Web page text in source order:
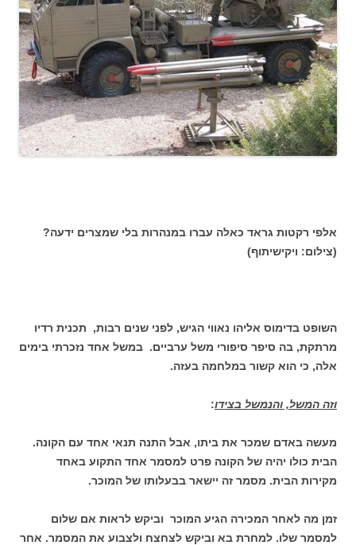
אלפי רקטות גראד כאלה עברו במנהרות בלי שמצרים ידעה?
(צילום: ויקישיתוף)
השופט בדימוס אליהו נאווי הגיש, לפני שנים רבות, תכנית רדיו
מרתקת, בה סיפר סיפורי משל ערביים. במשל אחד נזכרתי בימים
אלה, כי הוא קשור במלחמה בעזה.
וזה המשל, והנמשל בצידו:
מעשה באדם שמכר את ביתו, אבל התנה תנאי אחד עם הקונה.
הבית כולו יהיה של הקונה פרט למסמר אחד התקוע באחד
מקירות הבית. מסמר זה יישאר בבעלותו של המוכר.
זמן מה לאחר המכירה הגיע המוכר וביקש לראות אם שלום
למסמר שלו. למחרת בא וביקש לצחצח ולצבוע את המסמר. אחר